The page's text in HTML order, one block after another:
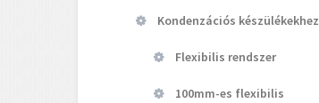
Kondenzációs készülékekhez
Flexibilis rendszer
100mm-es flexibilis